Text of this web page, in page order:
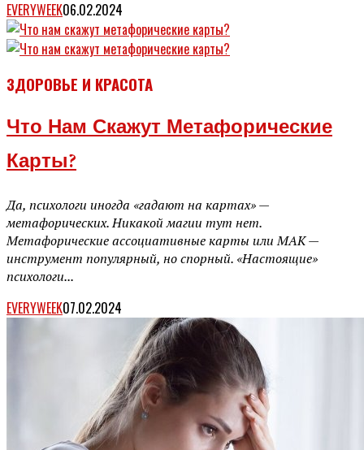
EVERYWEEK06.02.2024
ЗДОРОВЬЕ И КРАСОТА
Что Нам Скажут Метафорические
Карты?
Да, психологи иногда «гадают на картах» —
метафорических. Никакой магии тут нет.
Метафорические ассоциативные карты или МАК —
инструмент популярный, но спорный. «Настоящие»
психологи...
EVERYWEEK07.02.2024